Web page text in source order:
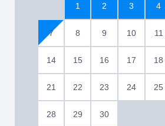
1 2 3 4
7 8 9 10 11
14 15 16 17 18
21 22 23 24 25
28 29 30